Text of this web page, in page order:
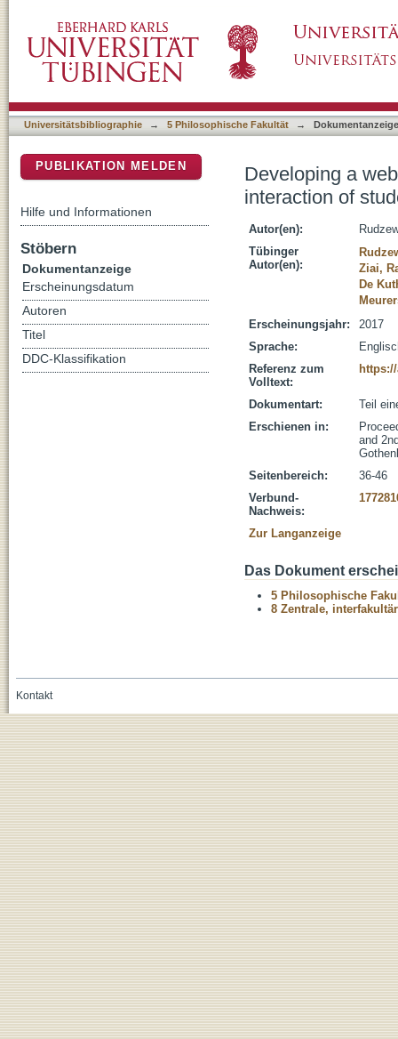
Universitätsbibliographie → 5 Philosophische Fakultät → Dokumentanzeige
Developing a
interaction of
Autor(en):
Tübinger
Autor(en):
Ziai,
De
Erscheinungsjahr:
2017
Sprache:
Referenz zum
Volltext:
Dokumentart:
Teil
Erschienen in:
and
Seitenbereich:
36-46
Verbund-
Nachweis:
Zur Langanzeige
Das Dokument
5 Philosophische
8 Zentrale,
PUBLIKATION MELDEN
Hilfe und Informationen
Stöbern
Dokumentanzeige
Erscheinungsdatum
Autoren
Titel
DDC-Klassifikation
Kontakt